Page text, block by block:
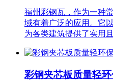
福州彩钢瓦，作为一种
域有着广泛的应用。它
为各类建筑提供了实用
彩钢夹芯板质量轻